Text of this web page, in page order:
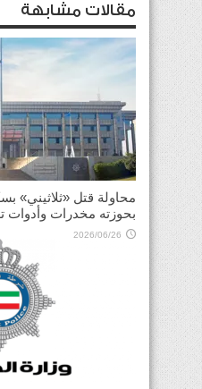
مقالات مشابهة
محاولة قتل «ثلاثيني»
بحوزته مخدرات
2026/06/26